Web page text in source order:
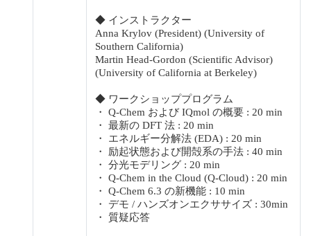
◆ インストラクター
Anna Krylov (President) (University of
Southern California)
Martin Head-Gordon (Scientific Advisor)
(University of California at Berkeley)
◆ ワークショッププログラム
・ Q-Chem および IQmol の概要 : 20 min
・ 最新の DFT 法 : 20 min
・ エネルギー分解法 (EDA) : 20 min
・ 励起状態および開殻系の手法 : 40 min
・ 分光モデリング : 20 min
・ Q-Chem in the Cloud (Q-Cloud) : 20 min
・ Q-Chem 6.3 の新機能 : 10 min
・ デモ / ハンズオンエクササイズ : 30min
・ 質疑応答